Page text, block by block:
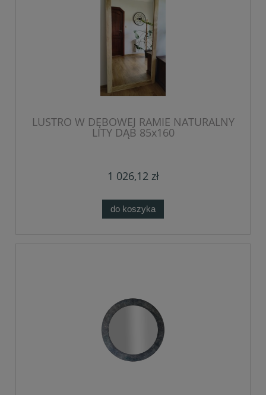
LUSTRO W DĘBOWEJ RAMIE NATURALNY
LITY DĄB 85x160
1 026,12 zł
do koszyka